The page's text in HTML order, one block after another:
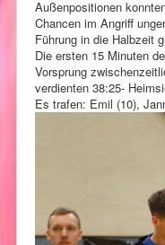
Außenpositionen
Chancen im Angriff
Führung in die Halbzeit
Die ersten 15 Minuten
Vorsprung
verdienten 38:25-
Es trafen: Emil (10),